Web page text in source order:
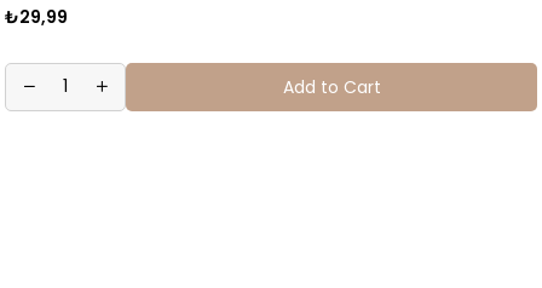
₺29,99
Add to Cart